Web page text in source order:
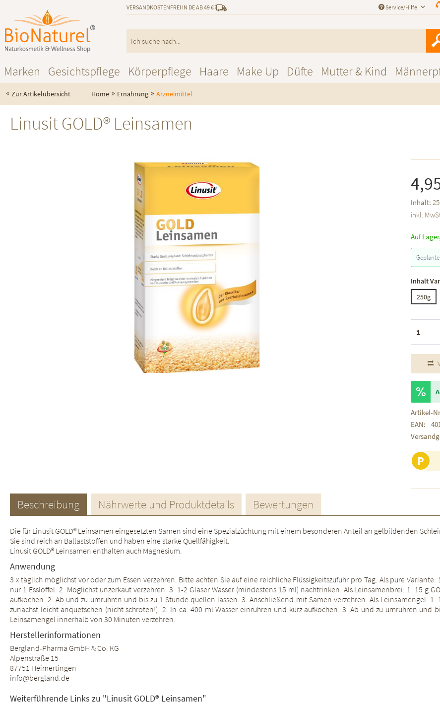
VERSANDKOSTENFREI IN DE AB 49 € Service/Hilfe
Marken Gesichtspflege Körperpflege Haare Make Up Düfte Mutter & Kind
« Zur Artikelübersicht Home » Ernährung » Arzneimittel
Linusit GOLD® Leinsamen
Inhalt:
inkl.
Auf
Inhalt
250g
Artikel-
EAN:
P
Beschreibung Nährwerte und Produktdetails Bewertungen
Die für Linusit GOLD® Leinsamen eingesetzten Samen sind eine Spezialzüchtung mit einem besonderen Anteil an gelbildenden
Sie sind reich an Ballaststoffen und haben eine starke Quellfähigkeit.
Linusit GOLD® Leinsamen enthalten auch Magnesium.
Anwendung
3 x täglich möglichst vor oder zum Essen verzehren. Bitte achten Sie auf eine reichliche Flüssigkeitszufuhr pro Tag. Als pure
nur 1 Esslöffel. 2. Möglichst unzerkaut verzehren. 3. 1-2 Gläser Wasser (mindestens 15 ml) nachtrinken. Als Leinsamenbrei: 1. 15 g
aufkochen. 2. Ab und zu umrühren und bis zu 1 Stunde quellen lassen. 3. Anschließend mit Samen verzehren. Als Leinsamengel:
zunächst leicht anquetschen (nicht schroten!). 2. In ca. 400 ml Wasser einrühren und kurz aufkochen. 3. Ab und zu umrühren
Leinsamengel innerhalb von 30 Minuten verzehren.
Herstellerinformationen
Bergland-Pharma GmbH & Co. KG
Alpenstraße 15
87751 Heimertingen
info@bergland.de
Weiterführende Links zu "Linusit GOLD® Leinsamen"